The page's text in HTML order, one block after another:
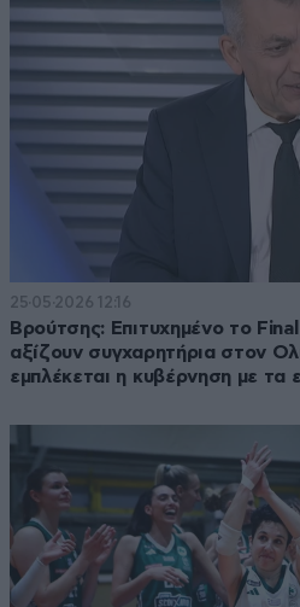
25·05·2026 12:16
Βρούτσης: Επιτυχημένο το
αξίζουν συγχαρητήρια στον
εμπλέκεται η κυβέρνηση με τα